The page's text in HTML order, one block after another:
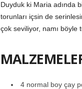
Duyduk ki Maria adında
torunları içsin de
çok seviliyor, namı böyle
4 normal boy çay